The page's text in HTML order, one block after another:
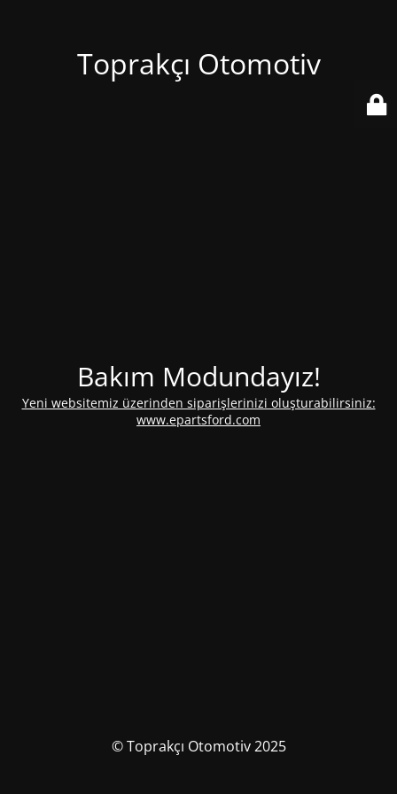
Toprakçı Otomotiv
Bakım Modundayız!
Yeni websitemiz üzerinden siparişlerinizi oluşturabilirsiniz:
www.epartsford.com
© Toprakçı Otomotiv 2025